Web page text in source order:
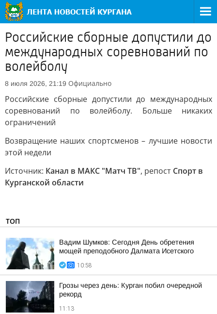
Российские сборные допустили до
международных соревнований по
волейболу
8 июля 2026, 21:19 Официально
Российские сборные допустили до международных
соревнований по волейболу. Больше никаких
ограничений
Возвращение наших спортсменов – лучшие новости
этой недели
Источник: Канал в МАКС "Матч ТВ", репост Спорт в
Курганской области
ТОП
Вадим Шумков: Сегодня День обретения
мощей преподобного Далмата Исетского
10:58
Грозы через день: Курган побил очередной
рекорд
11:13